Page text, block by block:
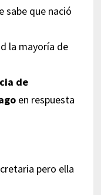
sabe que nació
la mayoría de
de
en respuesta
pero ella